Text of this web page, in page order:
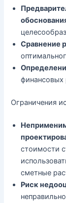
Сравнение
финансовых
Ограничения
стоимости
сметные
Риск